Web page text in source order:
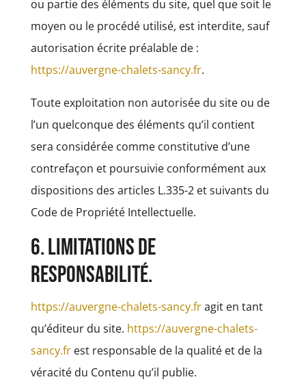
ou partie des éléments du site, quel que soit le
moyen ou le procédé utilisé, est interdite, sauf
autorisation écrite préalable de :
https://auvergne-chalets-sancy.fr.
Toute exploitation non autorisée du site ou de
l’un quelconque des éléments qu’il contient
sera considérée comme constitutive d’une
contrefaçon et poursuivie conformément aux
dispositions des articles L.335-2 et suivants du
Code de Propriété Intellectuelle.
6. Limitations de
responsabilité.
https://auvergne-chalets-sancy.fragit en tant
qu’éditeur du site. https://auvergne-chalets-
sancy.frest responsable de la qualité et de la
véracité du Contenu qu’il publie.